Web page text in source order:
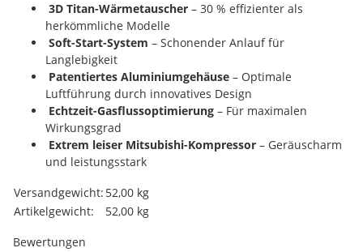
3D Titan-Wärmetauscher – 30 % effizienter als
herkömmliche Modelle
Soft-Start-System – Schonender Anlauf für
Langlebigkeit
Patentiertes Aluminiumgehäuse – Optimale
Luftführung durch innovatives Design
Echtzeit-Gasflussoptimierung – Für maximalen
Wirkungsgrad
Extrem leiser Mitsubishi-Kompressor – Geräuscharm
und leistungsstark
Produkteigenschaft
Wert
Versandgewicht: 52,00 kg
Artikelgewicht:
52,00 kg
Bewertungen